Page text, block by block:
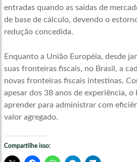
entradas quando as saídas de
de base de cálculo, devendo o
redução concedida.
Enquanto a União Européia, desde
suas fronteiras fiscais, no Brasil, a
novas fronteiras fiscais intestinas.
apesar dos 38 anos de experiência,
aprender para administrar com
valor agregado.
Compartilhe isso: